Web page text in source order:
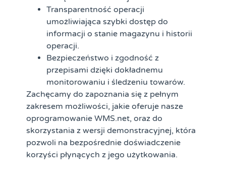
Transparentność operacji
umożliwiająca szybki dostęp do
informacji o stanie magazynu i historii
operacji.
Bezpieczeństwo i zgodność z
przepisami dzięki dokładnemu
monitorowaniu i śledzeniu towarów.
Zachęcamy do zapoznania się z pełnym
zakresem możliwości, jakie oferuje nasze
oprogramowanie WMS.net, oraz do
skorzystania z wersji demonstracyjnej, która
pozwoli na bezpośrednie doświadczenie
korzyści płynących z jego użytkowania.